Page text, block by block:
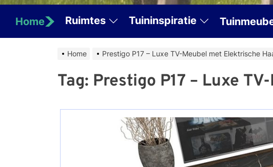
Home Ruimtes Tuininspiratie
Home Prestigo P17 – Luxe TV-Meubel met Elektrische
Tag: Prestigo P17 – Luxe